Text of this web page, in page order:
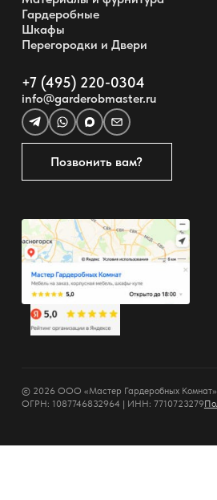
Гардеробные
Шкафы
Перегородки и Двери
+7 (495) 220-0304
info@garderobmaster.ru
Позвонить вам?
© 2026 ООО «Мастер Гардеробных Комнат»
ОГРН: 1087746832964 | ИНН: 7710723279